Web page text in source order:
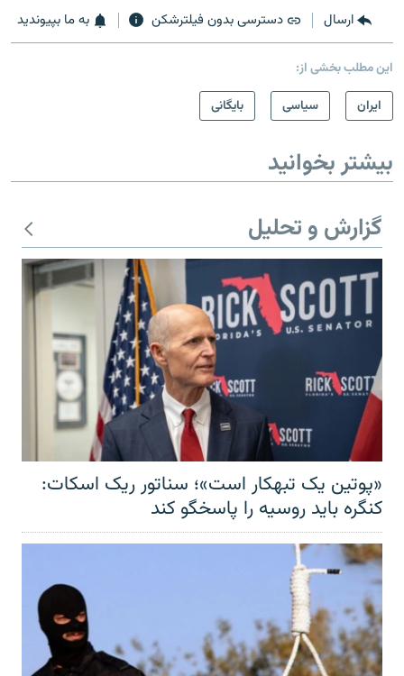
ارسال دسترسی بدون فیلترشکن به ما بپیوندید
این مطلب بخشی از:
ايران
سیاسی بایگانی
بیشتر بخوانید
گزارش و تحلیل
«پوتین یک تبهکار است»؛ سناتور ریک اسکات:
کنگره باید روسیه را پاسخگو کند